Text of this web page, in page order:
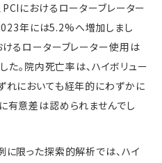
PCI におけるローターブレーター
年には5.2%へ増加しまし
けるローターブレーター使用は
た。院内死亡率は、ハイボリュー
れにおいても経年的にわずかに
有意差は認められませんでし
に限った探索的解析では、ハイ